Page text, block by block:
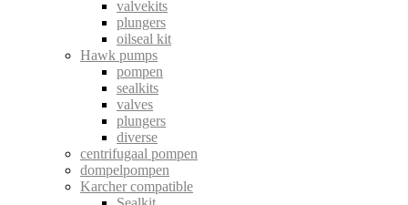
valvekits
plungers
oilseal kit
Hawk pumps
pompen
sealkits
valves
plungers
diverse
centrifugaal pompen
dompelpompen
Karcher compatible